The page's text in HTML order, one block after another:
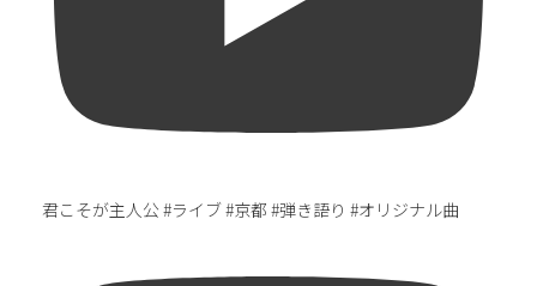
君こそが主人公 #ライブ #京都 #弾き語り #オリジナル曲